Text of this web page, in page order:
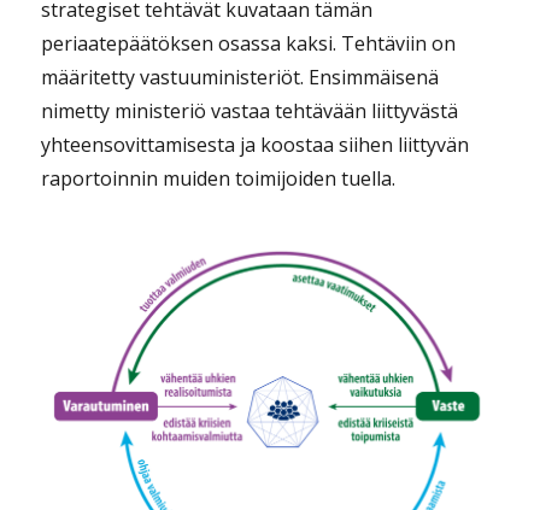
strategiset tehtävät kuvataan tämän
periaatepäätöksen osassa kaksi. Tehtäviin on
määritetty vastuuministeriöt. Ensimmäisenä
nimetty ministeriö vastaa tehtävään liittyvästä
yhteensovittamisesta ja koostaa siihen liittyvän
raportoinnin muiden toimijoiden tuella.